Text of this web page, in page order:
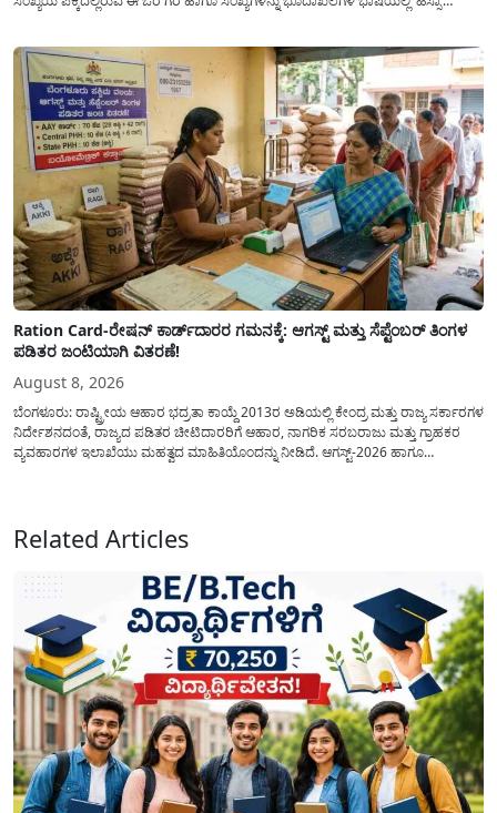
Ration Card-ರೇಷನ್ ಕಾರ್ಡ್‍ದಾರರ ಗಮನಕ್ಕೆ: ಆಗಸ್ಟ್ ಮತ್ತು ಸೆಪ್ಟೆಂಬರ್ ತಿಂಗಳ
ಪಡಿತರ ಜಂಟಿಯಾಗಿ ವಿತರಣೆ!
August 8, 2026
ಬೆಂಗಳೂರು: ರಾಷ್ಟ್ರೀಯ ಆಹಾರ ಭದ್ರತಾ ಕಾಯ್ದೆ 2013ರ ಅಡಿಯಲ್ಲಿ ಕೇಂದ್ರ ಮತ್ತು ರಾಜ್ಯ ಸರ್ಕಾರಗಳ
ನಿರ್ದೇಶನದಂತೆ, ರಾಜ್ಯದ ಪಡಿತರ ಚೀಟಿದಾರರಿಗೆ ಆಹಾರ, ನಾಗರಿಕ ಸರಬರಾಜು ಮತ್ತು ಗ್ರಾಹಕರ
ವ್ಯವಹಾರಗಳ ಇಲಾಖೆಯು ಮಹತ್ವದ ಮಾಹಿತಿಯೊಂದನ್ನು ನೀಡಿದೆ. ಆಗಸ್ಟ್-2026 ಹಾಗೂ
Related Articles